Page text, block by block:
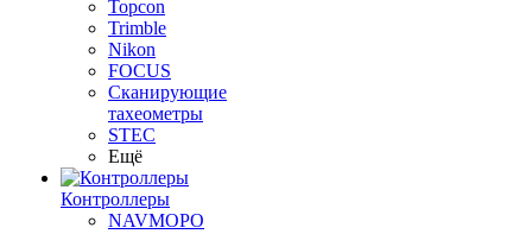
Topcon
Trimble
Nikon
FOCUS
Сканирующие
тахеометры
STEC
Ещё
Контроллеры
NAVMOPO